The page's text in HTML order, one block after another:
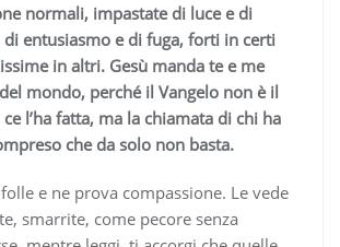
normali, impastate di luce e di
di entusiasmo e di fuga, forti in certi
in altri. Gesù manda te e me
mondo, perché il Vangelo non è il
l’ha fatta, ma la chiamata di chi ha
che da solo non basta.
e ne prova compassione. Le vede
smarrite, come pecore senza